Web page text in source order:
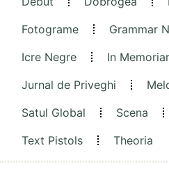
Fotograme
Grammar
Icre Negre
In
Jurnal de Priveghi
Satul Global
Scena
Text Pistols
Theoria